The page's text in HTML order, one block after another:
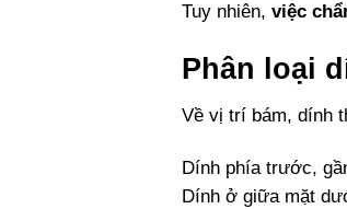
Tuy nhiên,việc
Phân loại
Về vị trí bám, dính
Dính phía trước,
Dính ở giữa mặt